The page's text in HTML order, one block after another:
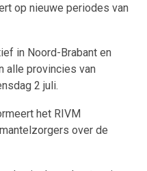
op nieuwe periodes van
in Noord-Brabant en
alle provincies van
2 juli.
het RIVM
over de